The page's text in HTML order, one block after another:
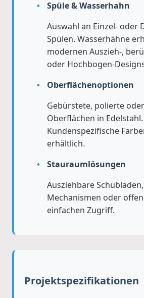
Spüle & Wasserhahn
Auswahl an Einzel- oder
Spülen. Wasserhähne
modernen Auszieh-,
oder Hochbogen-
Oberflächenoptionen
Gebürstete, polierte
Oberflächen in Edelstahl.
Kundenspezifische
erhältlich.
Stauraumlösungen
Ausziehbare
Mechanismen oder
einfachen Zugriff.
Projektspezifikationen